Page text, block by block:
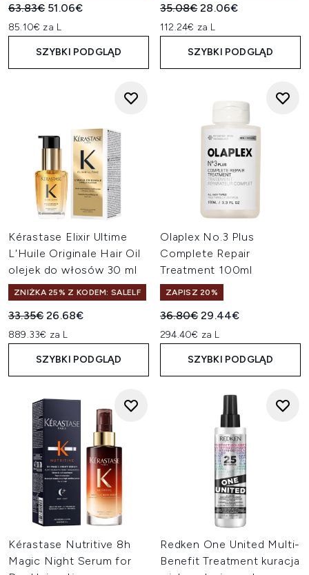
Sugerowana cena detaliczna:
63.83€ Aktualna cena:
51.06€
85.10€ za L
SZYBKI PODGLĄD
Sugerowana cena
35.08€Aktualna cena:
28.06€
112.24€ za L
SZYBKI PODGLĄD
Kérastase Elixir Ultime
L'Huile Originale Hair Oil
olejek do włosów 30 ml
ZNIŻKA 25% Z KODEM: SALELF
Sugerowana cena detaliczna:
33.35€Aktualna cena:
26.68€
889.33€ za L
SZYBKI PODGLĄD
Olaplex No.3 Plus
Complete Repair
Treatment 100ml
ZAPISZ 20%
Sugerowana cena
36.80€Aktualna cena:
29.44€
294.40€ za L
SZYBKI PODGLĄD
Kérastase Nutritive 8h
Magic Night Serum for
Redken One United Multi-
Benefit Treatment kuracja